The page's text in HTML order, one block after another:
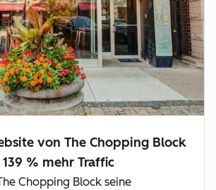
von The Chopping Block
% mehr Traffic
Chopping Block seine